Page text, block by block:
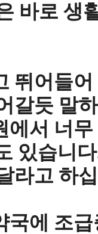
바로 생
뛰어들
갈듯 말
에서 너
있습니
라고 하
국에 조